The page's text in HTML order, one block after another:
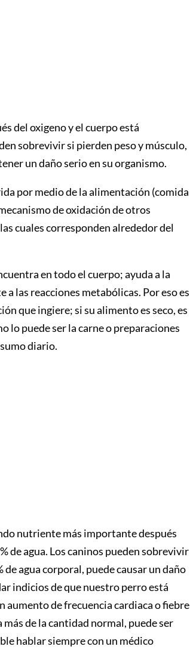
del oxigeno y el cuerpo está
sobrevivir si pierden peso y músculo,
un daño serio en su organismo.
por medio de la alimentación (comida
de oxidación de otros
cuales corresponden alrededor del
en todo el cuerpo; ayuda a la
las reacciones metabólicas. Por eso es
que ingiere; si su alimento es seco, es
lo puede ser la carne o preparaciones
diario.
nutriente más importante después
de agua. Los caninos pueden sobrevivir
agua corporal, puede causar un daño
indicios de que nuestro perro está
aumento de frecuencia cardiaca o fiebre
de la cantidad normal, puede ser
hablar siempre con un médico